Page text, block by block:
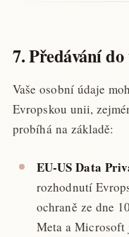
7. Předávání
Vaše osobní údaje
Evropskou unii,
probíhá na základě:
EU-US Data
rozhodnutí
ochraně ze dne
Meta a